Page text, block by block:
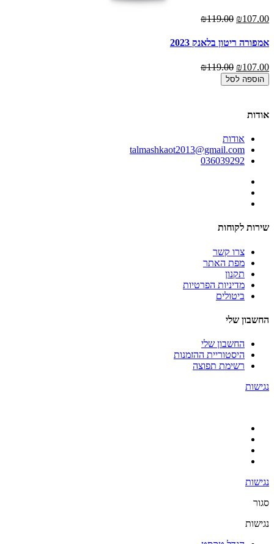
₪107.00
₪119.00
אמפורה ריטון בלאנק 2023
₪107.00
₪119.00
הוספה לסל
אודות
אודות
talmashkaot2013@gmail.com
036039292
שירות לקוחות
צרו קשר
מפת האתר
תקנון
מדיניות הפרטיות
ביטולים
החשבון שלי
החשבון שלי
היסטוריית ההזמנות
רשימת תפוצה
נגישות
נגישות
סגור
נגישות